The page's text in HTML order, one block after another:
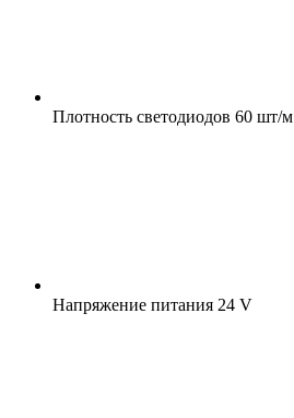
Плотность светодиодов 60 шт/м
Напряжение питания 24 V